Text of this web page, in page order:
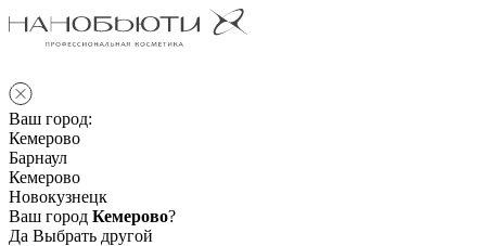
Ваш город:
Кемерово
Барнаул
Кемерово
Новокузнецк
Ваш город Кемерово?
Да Выбрать другой